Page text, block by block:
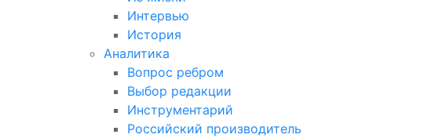
Интервью
История
Аналитика
Вопрос ребром
Выбор редакции
Инструментарий
Российский производитель